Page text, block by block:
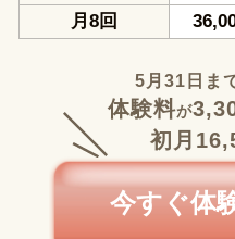
月8回
5月31日ま
体験料が
初月
今すぐ体